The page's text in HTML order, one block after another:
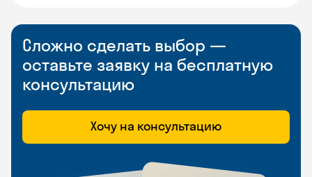
Сложно сделать выбор —
оставьте заявку на бесплатную
консультацию
Хочу на консультацию